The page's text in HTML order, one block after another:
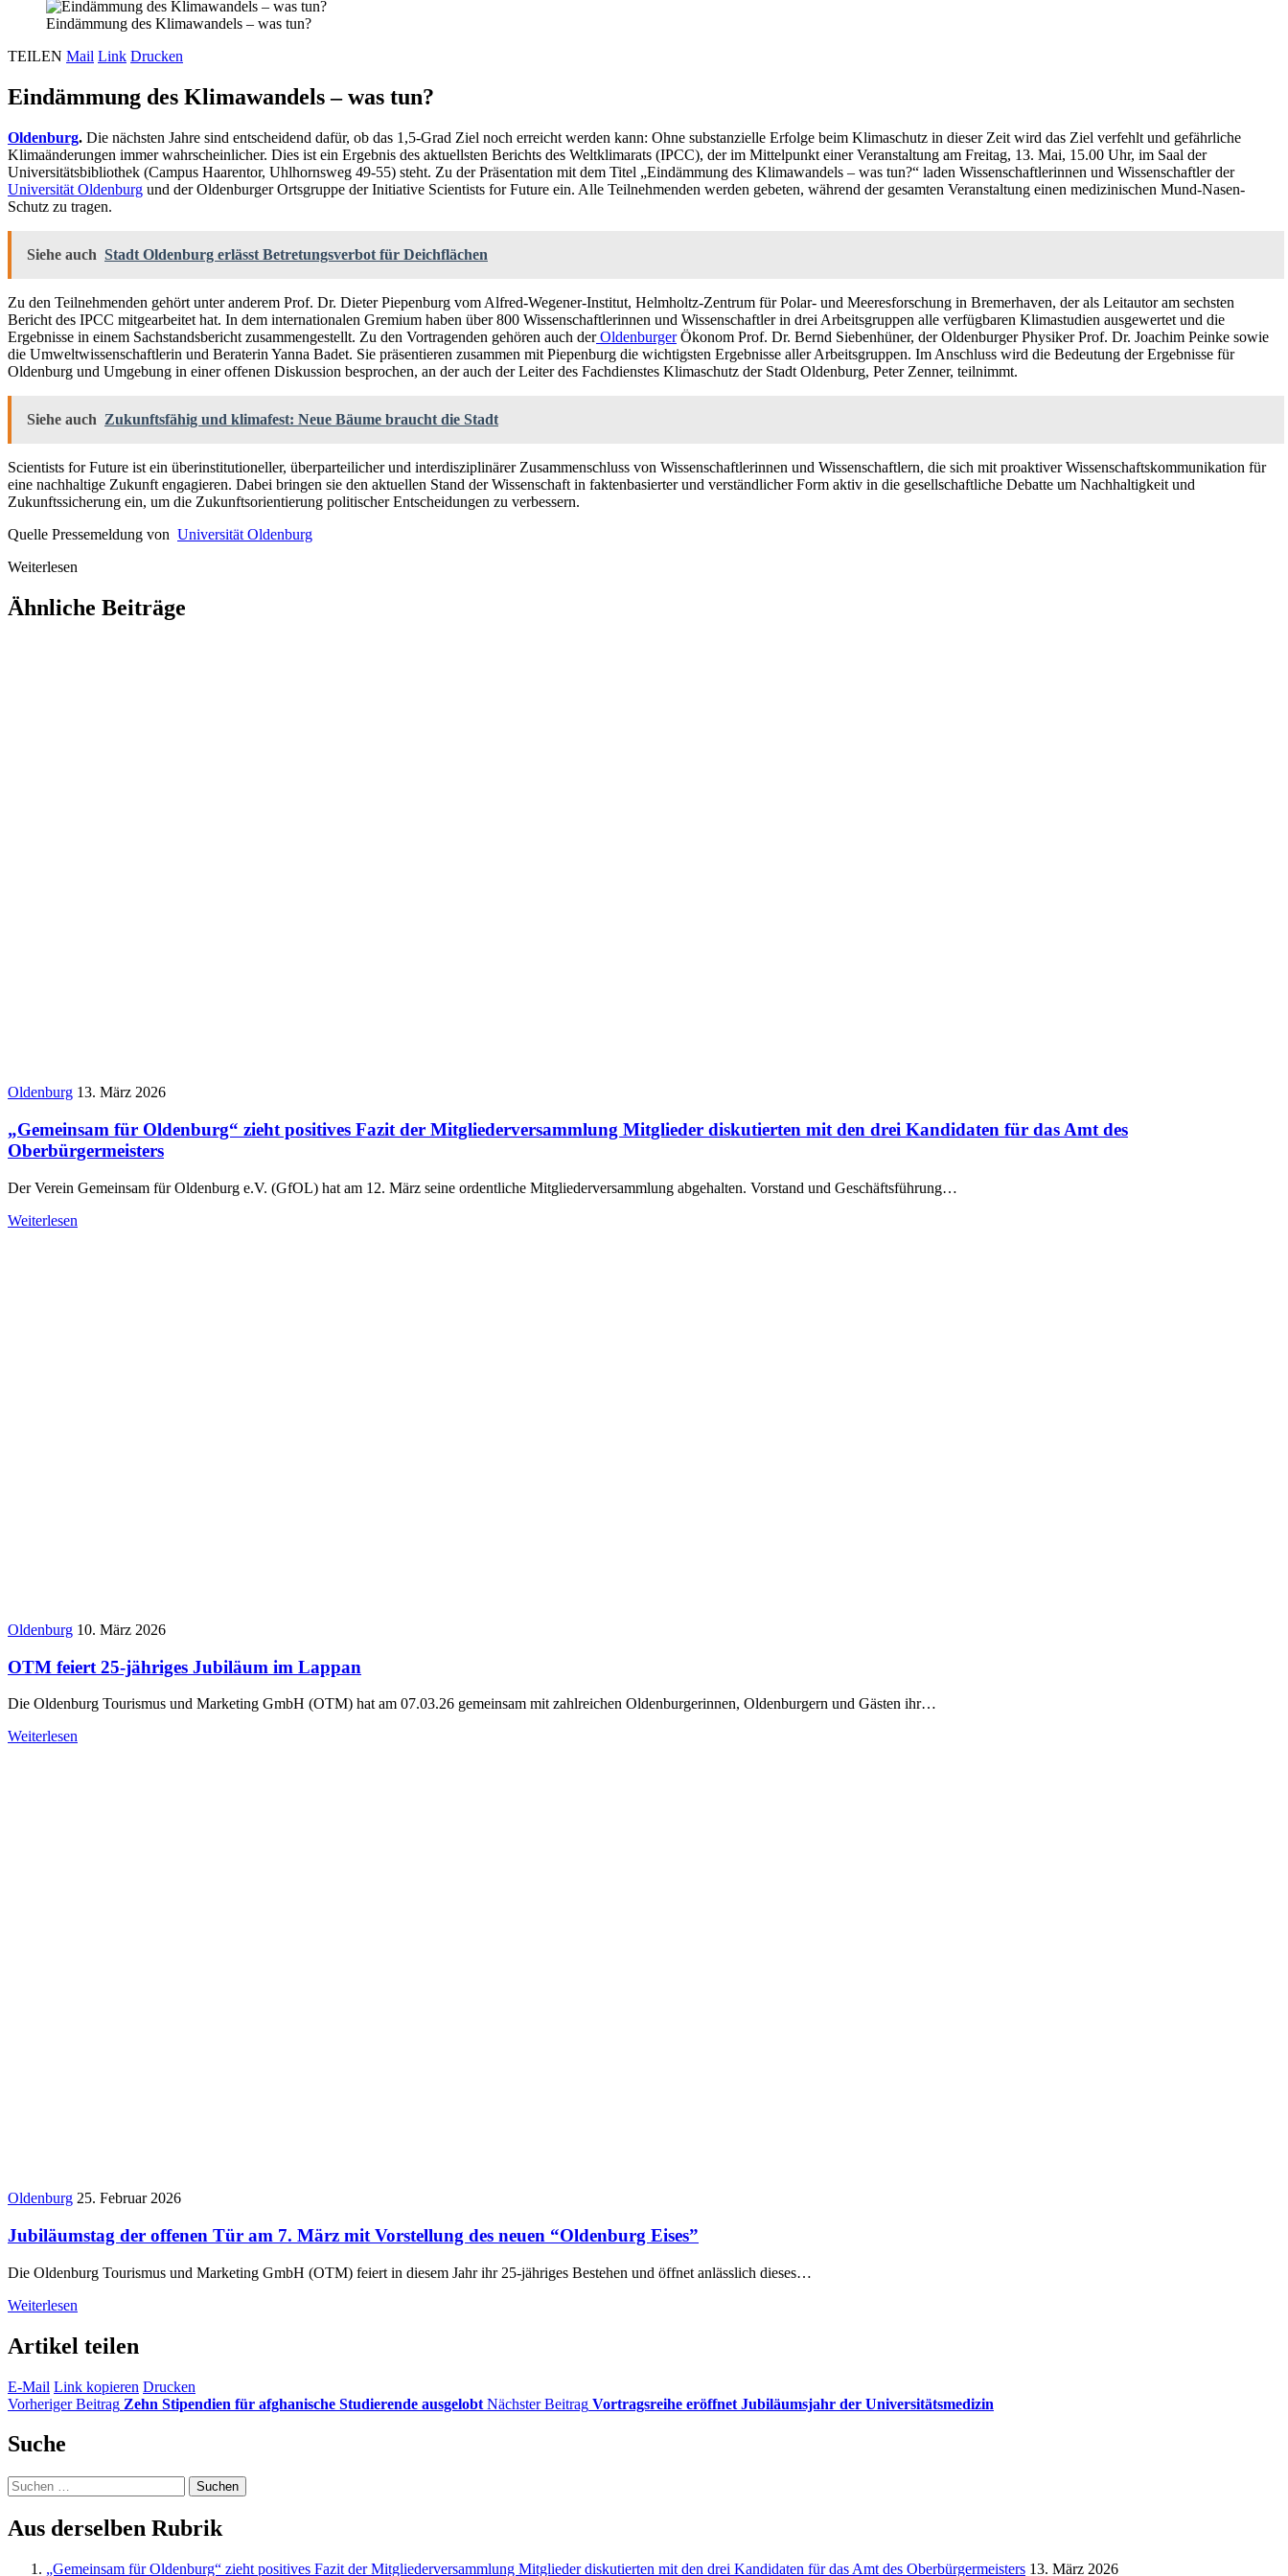
Eindämmung des Klimawandels – was tun?
TEILEN Mail Link Drucken
Eindämmung des Klimawandels – was tun?
Oldenburg. Die nächsten Jahre sind entscheidend dafür, ob das 1,5-Grad Ziel noch erreicht werden kann: Ohne substanzielle Erfolge beim Klimaschutz in dieser Zeit wird das Ziel verfehlt und gefährliche
Klimaänderungen immer wahrscheinlicher. Dies ist ein Ergebnis des aktuellsten Berichts des Weltklimarats (IPCC), der im Mittelpunkt einer Veranstaltung am Freitag, 13. Mai, 15.00 Uhr, im Saal der
Universitätsbibliothek (Campus Haarentor, Uhlhornsweg 49-55) steht. Zu der Präsentation mit dem Titel „Eindämmung des Klimawandels – was tun?“ laden Wissenschaftlerinnen und Wissenschaftler der
Universität Oldenburg und der Oldenburger Ortsgruppe der Initiative Scientists for Future ein. Alle Teilnehmenden werden gebeten, während der gesamten Veranstaltung einen medizinischen Mund-Nasen-
Schutz zu tragen.
Siehe auch Stadt Oldenburg erlässt Betretungsverbot für Deichflächen
Zu den Teilnehmenden gehört unter anderem Prof. Dr. Dieter Piepenburg vom Alfred-Wegener-Institut, Helmholtz-Zentrum für Polar- und Meeresforschung in Bremerhaven, der als Leitautor am sechsten
Bericht des IPCC mitgearbeitet hat. In dem internationalen Gremium haben über 800 Wissenschaftlerinnen und Wissenschaftler in drei Arbeitsgruppen alle verfügbaren Klimastudien ausgewertet und die
Ergebnisse in einem Sachstandsbericht zusammengestellt. Zu den Vortragenden gehören auch derOldenburgerÖkonom Prof. Dr. Bernd Siebenhüner, der Oldenburger Physiker Prof. Dr. Joachim Peinke sowie
die Umweltwissenschaftlerin und Beraterin Yanna Badet. Sie präsentieren zusammen mit Piepenburg die wichtigsten Ergebnisse aller Arbeitsgruppen. Im Anschluss wird die Bedeutung der Ergebnisse für
Oldenburg und Umgebung in einer offenen Diskussion besprochen, an der auch der Leiter des Fachdienstes Klimaschutz der Stadt Oldenburg, Peter Zenner, teilnimmt.
Siehe auch Zukunftsfähig und klimafest: Neue Bäume braucht die Stadt
Scientists for Future ist ein überinstitutioneller, überparteilicher und interdisziplinärer Zusammenschluss von Wissenschaftlerinnen und Wissenschaftlern, die sich mit proaktiver Wissenschaftskommunikation für
eine nachhaltige Zukunft engagieren. Dabei bringen sie den aktuellen Stand der Wissenschaft in faktenbasierter und verständlicher Form aktiv in die gesellschaftliche Debatte um Nachhaltigkeit und
Zukunftssicherung ein, um die Zukunftsorientierung politischer Entscheidungen zu verbessern.
Quelle Pressemeldung von Universität Oldenburg
Weiterlesen
Ähnliche Beiträge
Oldenburg 13. März 2026
„Gemeinsam für Oldenburg“ zieht positives Fazit der Mitgliederversammlung Mitglieder diskutierten mit den drei Kandidaten für das Amt des
Oberbürgermeisters
Der Verein Gemeinsam für Oldenburg e.V. (GfOL) hat am 12. März seine ordentliche Mitgliederversammlung abgehalten. Vorstand und Geschäftsführung…
Weiterlesen
Oldenburg 10. März 2026
OTM feiert 25-jähriges Jubiläum im Lappan
Die Oldenburg Tourismus und Marketing GmbH (OTM) hat am 07.03.26 gemeinsam mit zahlreichen Oldenburgerinnen, Oldenburgern und Gästen ihr…
Weiterlesen
Oldenburg 25. Februar 2026
Jubiläumstag der offenen Tür am 7. März mit Vorstellung des neuen “Oldenburg Eises”
Die Oldenburg Tourismus und Marketing GmbH (OTM) feiert in diesem Jahr ihr 25-jähriges Bestehen und öffnet anlässlich dieses…
Weiterlesen
Artikel teilen
E-Mail Link kopieren Drucken
Vorheriger Beitrag Zehn Stipendien für afghanische Studierende ausgelobt Nächster Beitrag Vortragsreihe eröffnet Jubiläumsjahr der Universitätsmedizin
Suche
Suchen
nach:
Aus derselben Rubrik
„Gemeinsam für Oldenburg“ zieht positives Fazit der Mitgliederversammlung Mitglieder diskutierten mit den drei Kandidaten für das Amt des Oberbürgermeisters 13. März 2026